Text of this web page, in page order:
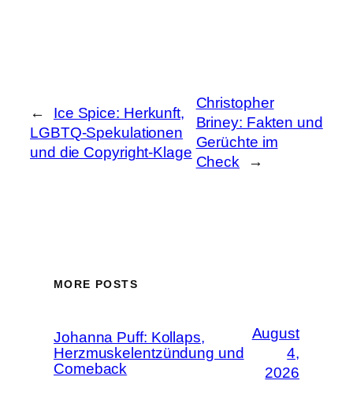
←
Ice Spice: Herkunft,
LGBTQ-Spekulationen
und die Copyright-Klage
Christopher
Briney: Fakten und
Gerüchte im
Check
→
MORE POSTS
Johanna Puff: Kollaps,
Herzmuskelentzündung und
Comeback
August
4,
2026